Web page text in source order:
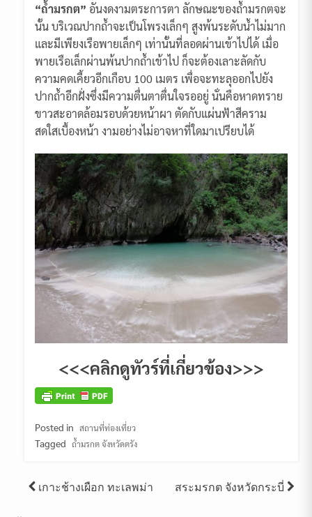
“ถ้ำมรกต” อันงดงามตระการตา ลักษณะของถ้ำมรกตจะ
นั้น บริเวณปากถ้ำจะเป็นโพรงเล็กๆ สูงพ้นระดับน้ำไม่มาก
และมีเพียงเรือพายเล็กๆ เท่านั้นที่ลอดผ่านเข้าไปได้ เมื่อ
พายเรือเล็กผ่านพ้นปากถ้ำเข้าไป ก็จะต้องเลาะลัดกับ
ความคดเคี้ยวอีกเกือบ 100 เมตร เพื่อจะทะลุออกไปยัง
ปากถ้ำอีกฝั่งซึ่งมีความตื่นตาตื่นใจรออยู่ นั่นคือหาดทราย
ขาวสะอาดล้อมรอบด้วยหน้าผา ตัดกับแผ่นฟ้าสีคราม
สดใสเบื้องหน้า งามอย่างไม่อาจหาที่ใดมาเปรียบได้
<<<คลิกดูทัวร์ที่เกี่ยวข้อง>>>
Posted in สถานที่ท่องเที่ยว
Tagged ถ้ำมรกต จังหวัดตรัง
Post
เกาะช้างเผือก ทะเลพม่า สระมรกต จังหวัดกระบี่